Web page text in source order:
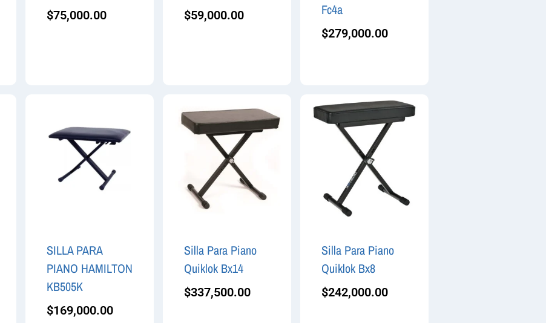
$75,000.00 $59,000.00
Fc4a
$279,000.00
SILLA PARA
PIANO HAMILTON
KB505K
$169,000.00
Silla Para Piano
Quiklok Bx14
$337,500.00
Silla Para Piano
Quiklok Bx8
$242,000.00